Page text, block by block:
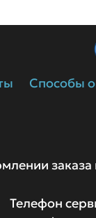
Способы
заказа
Телефон